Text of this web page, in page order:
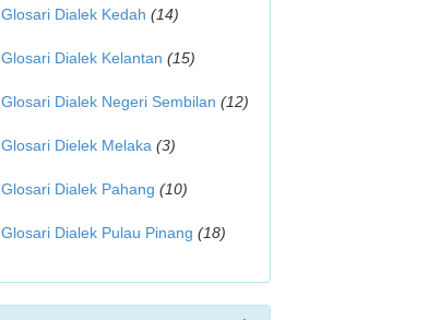
Glosari Dialek Kedah (14)
Glosari Dialek Kelantan (15)
Glosari Dialek Negeri Sembilan (12)
Glosari Dielek Melaka (3)
Glosari Dialek Pahang (10)
Glosari Dialek Pulau Pinang (18)